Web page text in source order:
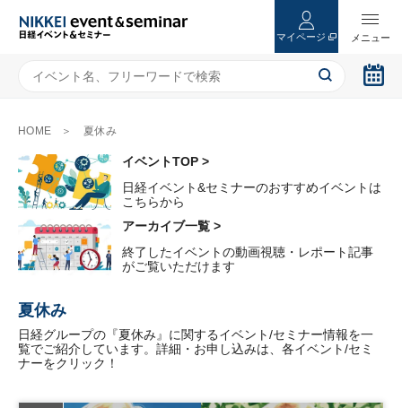
マイページ
HOME 夏休み
イベントTOP >
日経イベント&セミナーのおすすめイベントは
こちらから
アーカイブ一覧 >
終了したイベントの動画視聴・レポート記事
がご覧いただけます
夏休み
日経グループの『夏休み』に関するイベント/セミナー情報を一
覧でご紹介しています。詳細・お申し込みは、各イベント/セミ
ナーをクリック！